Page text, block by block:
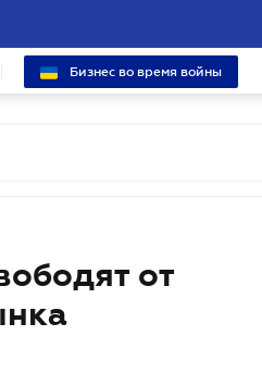
Бизнес во время войны
от